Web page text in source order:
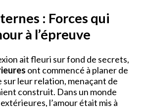
: Forces qui
à l’épreuve
ait fleuri sur fond de secrets,
ont commencé à planer de
sur leur relation, menaçant de
construit. Dans un monde
l’amour était mis à